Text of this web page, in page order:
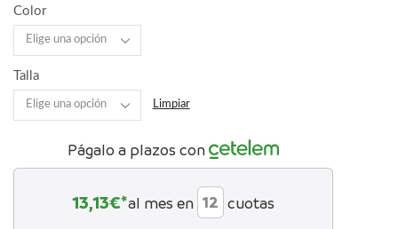
Color
Talla
Limpiar
Págalo a plazos con
13,13€*al mes en cuotas